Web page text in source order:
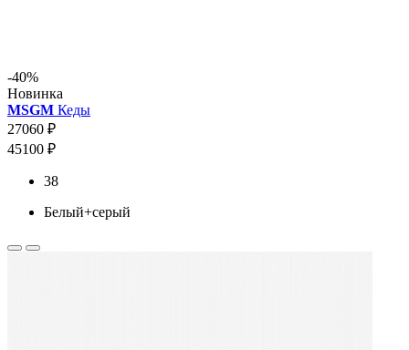
-40%
Новинка
MSGM Кеды
27060 ₽
45100 ₽
38
Белый+серый